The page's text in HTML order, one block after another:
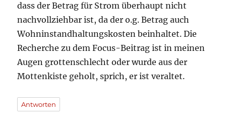
dass der Betrag für Strom überhaupt nicht
nachvollziehbar ist, da der o.g. Betrag auch
Wohninstandhaltungskosten beinhaltet. Die
Recherche zu dem Focus-Beitrag ist in meinen
Augen grottenschlecht oder wurde aus der
Mottenkiste geholt, sprich, er ist veraltet.
Antworten